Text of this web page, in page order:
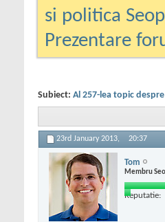
si politica
Prezentare
Subiect: Al 257-lea topic
23rd January 2013, 20:37
Tom
Membru
Reputatie: